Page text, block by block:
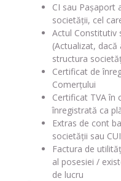
CI sau Pașaport
societății, cel
Actul Constitutiv
(Actualizat,
structura
Certificat de
Comerțului
Certificat TVA în
înregistrată ca
Extras de cont
societății sau
Factura de
al posesiei /
de lucru